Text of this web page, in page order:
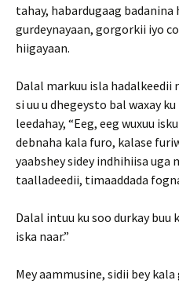
tahay, habardugaag badanina
gurdeynayaan, gorgorkii iyo
hiigayaan.
Dalal markuu isla hadalkeedii
si uu u dhegeysto bal waxay
leedahay, “Eeg, eeg wuxuu
debnaha kala furo, kalase
yaabshey sidey indhihiisa
taalladeedii, timaaddada
Dalal intuu ku soo durkay buu
iska naar.”
Mey aammusine, sidii bey kala